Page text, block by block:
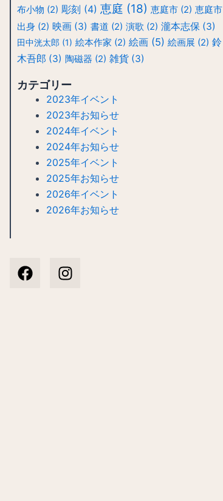
布小物 (2) 彫刻 (4) 恵庭 (18) 恵庭市 (2) 恵庭市
出身 (2) 映画 (3) 書道 (2) 演歌 (2) 瀧本志保 (3)
田中洸太郎 (1) 絵本作家 (2) 絵画 (5) 絵画展 (2) 鈴
木吾郎 (3) 陶磁器 (2) 雑貨 (3)
カテゴリー
2023年イベント
2023年お知らせ
2024年イベント
2024年お知らせ
2025年イベント
2025年お知らせ
2026年イベント
2026年お知らせ
c
s